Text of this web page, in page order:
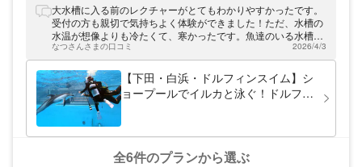
ミガメなどが暮らしています。 野生のよう
にのびのびと動きまわる生き物たちはとても
エネルギッシュ！豪快かつキュートな姿をご
大水槽に入る前のレクチャーがとてもわかりやすかったです。
受付の方も親切で気持ちよく体験ができました！ただ、水槽の
水温が想像よりも冷たくて、寒かったです。魚達のいる水槽な
ので当たり前のことなのです、こちらの想像が乏しかったで
す。 沢山の魚が間近で見られてとても貴重な体験ができまし
た！
なつさんさまの口コミ 2026/4/3
【下田・白浜・ドルフィンスイム】シ
ョープールでイルカと泳ぐ！ドルフィ
全6件のプランから選ぶ